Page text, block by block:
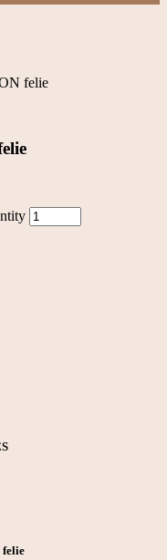
felie
felie